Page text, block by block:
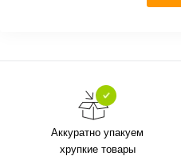
Аккуратно упакуем
хрупкие товары